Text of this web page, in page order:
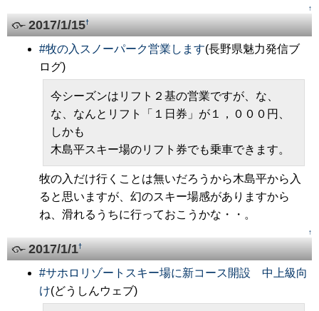
↑
2017/1/15†
#牧の入スノーパーク営業します(長野県魅力発信ブ
ログ)
今シーズンはリフト２基の営業ですが、な、
な、なんとリフト「１日券」が１，０００円、
しかも
木島平スキー場のリフト券でも乗車できます。
牧の入だけ行くことは無いだろうから木島平から入
ると思いますが、幻のスキー場感がありますから
ね、滑れるうちに行っておこうかな・・。
↑
2017/1/1†
#サホロリゾートスキー場に新コース開設 中上級向
け(どうしんウェブ)